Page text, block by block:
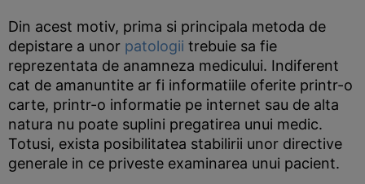
Din acest motiv, prima si principala metoda de
depistare a unor patologii trebuie sa fie
reprezentata de anamneza medicului. Indiferent
cat de amanuntite ar fi informatiile oferite printr-o
carte, printr-o informatie pe internet sau de alta
natura nu poate suplini pregatirea unui medic.
Totusi, exista posibilitatea stabilirii unor directive
generale in ce priveste examinarea unui pacient.